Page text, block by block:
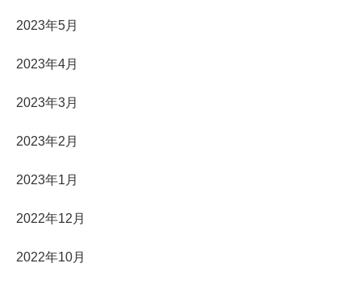
2023年5月
2023年4月
2023年3月
2023年2月
2023年1月
2022年12月
2022年10月